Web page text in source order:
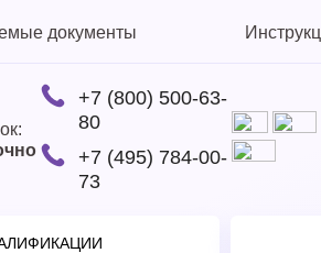
документы
+7 (800) 500-63-
80
+7 (495) 784-00-
73